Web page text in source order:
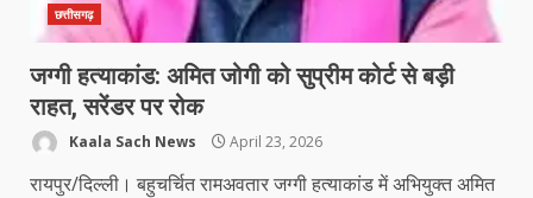
छत्तीसगढ़
जग्गी हत्याकांड: अमित जोगी को सुप्रीम कोर्ट से बड़ी
राहत, सरेंडर पर रोक
Kaala Sach News April 23, 2026
रायपुर/दिल्ली। बहुचर्चित रामअवतार जग्गी हत्याकांड में अभियुक्त अमित